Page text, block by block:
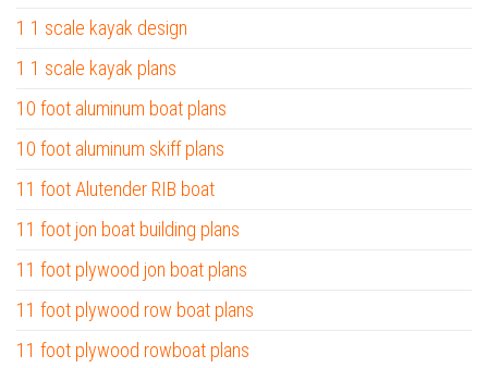
1 1 scale kayak design
1 1 scale kayak plans
10 foot aluminum boat plans
10 foot aluminum skiff plans
11 foot Alutender RIB boat
11 foot jon boat building plans
11 foot plywood jon boat plans
11 foot plywood row boat plans
11 foot plywood rowboat plans